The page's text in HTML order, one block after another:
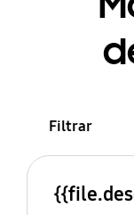
Filtrar